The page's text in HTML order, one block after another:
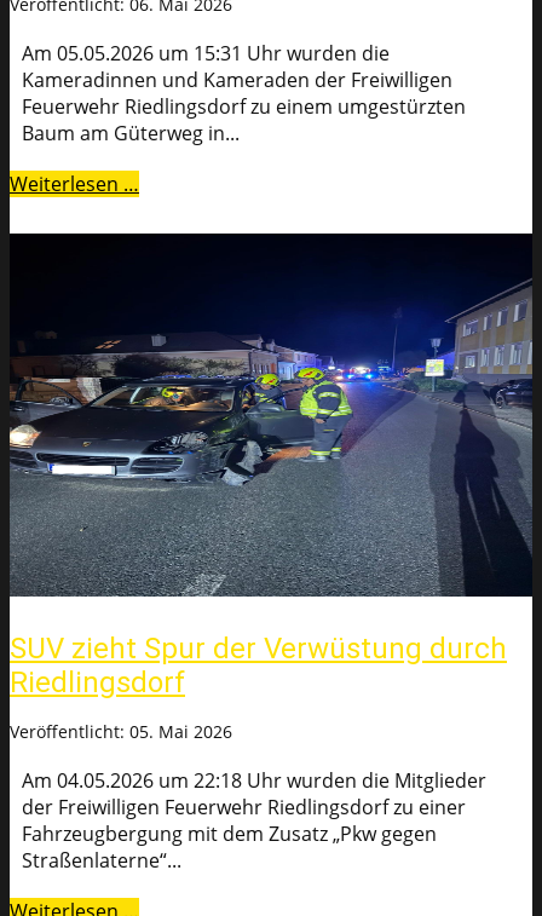
Am 05.05.2026 um 15:31 Uhr wurden die
Kameradinnen und Kameraden der Freiwilligen
Feuerwehr Riedlingsdorf zu einem umgestürzten
Baum am Güterweg in...
Weiterlesen …
SUV zieht Spur der Verwüstung durch
Riedlingsdorf
Veröffentlicht: 05. Mai 2026
Am 04.05.2026 um 22:18 Uhr wurden die Mitglieder
der Freiwilligen Feuerwehr Riedlingsdorf zu einer
Fahrzeugbergung mit dem Zusatz „Pkw gegen
Straßenlaterne“...